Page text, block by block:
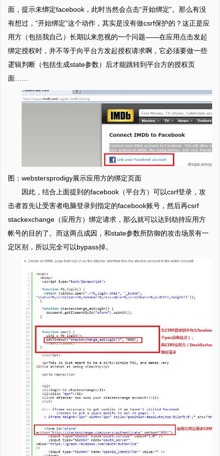
面，提示未绑定facebook，此时当然会点击“开始绑定”。那么有没
有想过，“开始绑定”这个动作，其实是没有做csrf保护的？这正是应
用方（包括我自己）长期以来忽视的一个问题——在应用点击发起
绑定授权时，并不等于向平台方发起授权请求啊，它必须要做一些
逻辑判断（包括生成state参数）后才能跳转到平台方的授权页
面……
图：webstersprodigy展示应用方的绑定页面
因此，结合上面提到的facebook（平台方）可以csrf登录，攻
击者首先让受害者电脑登录到指定的facebook账号，然后再csrf
stackexchange（应用方）绑定请求，那么就可以达到劫持应用方
帐号的目的了。而这两点成因，和state参数所防御的攻击场景有一
定区别，所以完全可以bypass掉。